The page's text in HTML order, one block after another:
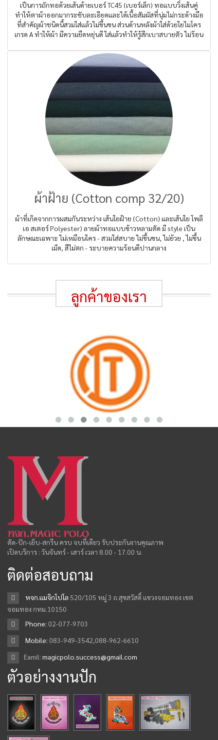
เป็นการถักทอด้วยเส้นด้ายเบอร์ TC45 (เบอร์เล็ก) ทอแบบวิ่งเส้นคู่
ทำให้ตาผ้าออกมากระชับละเอียดและได้เนื้อสัมผัสที่นุ่มไม่กระด้างมือ
ที่สำคัญผ้าชนิดนี้สวมใส่แล้วไม่ขึ้นขน ส่วนด้านหลังผ้าใส่ด้วยใยไมโคร
เกรด A ทำให้ผ้า มีความยืดหยุ่นดี ใส่แล้วทำให้รู้สึกเบาสบายตัว ไม่ร้อน
ผ้าฝ้าย (Cotton comp 32/20)
ผ้าที่เกิดจากการผสมกันระหว่าง เส้นใยฝ้าย (Cotton) และเส้นใย โพลี
เอ สเตอร์ Polyester) ลายผ้าทอแบบข้าวหลามตัด มี style เป็น
ลักษณะเฉพาะ ไม่เหมือนใคร - สวมใส่สบาย ไม่ขึ้นขน, ไม่ย้วย , ไม่ขึ้น
เม็ด, สีไม่ตก - ระบายความร้อนดีปานกลาง
ลูกค้าของเรา
ตัด-ปัก-เย็บ-สกรีน ครบ จบที่เดียว รับประกันงานคุณภาพ
เปิดบริการ : วันจันทร์ - เสาร์ เวลา 8.00 - 17.00 น.
ติดต่อสอบถาม
หจก.เเมจิกโปโล 520/105 หมู่ 3 ถ.สุขสวัสดิ์ เเขวงจอมทอง เขต
จอมทอง กทม.10150
Phone: 02-077-9703
Mobile: 083-949-3542,088-962-6610
Eamil: magicpolo.success@gmail.com
ตัวอย่างงานปัก